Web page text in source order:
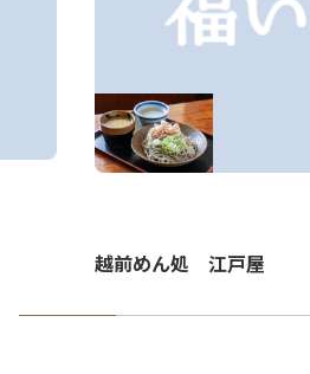
越前めん処 江戸屋